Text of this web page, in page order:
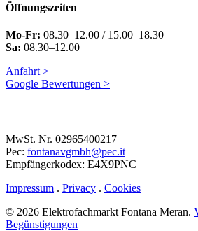
Öffnungszeiten
Mo-Fr: 08.30–12.00 / 15.00–18.30
Sa: 08.30–12.00
Anfahrt >
Google Bewertungen >
MwSt. Nr. 02965400217
Pec: fontanavgmbh@pec.it
Empfängerkodex: E4X9PNC
Impressum . Privacy . Cookies
© 2026 Elektrofachmarkt Fontana Meran.
Begünstigungen